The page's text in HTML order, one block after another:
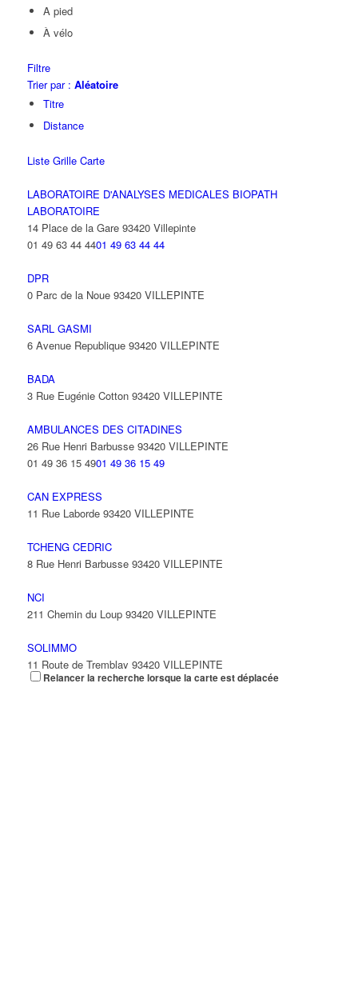
A pied
À vélo
Filtre
Trier par : Aléatoire
Titre
Distance
Liste Grille Carte
LABORATOIRE D'ANALYSES MEDICALES BIOPATH
LABORATOIRE
14 Place de la Gare 93420 Villepinte
01 49 63 44 4401 49 63 44 44
DPR
0 Parc de la Noue 93420 VILLEPINTE
SARL GASMI
6 Avenue Republique 93420 VILLEPINTE
BADA
3 Rue Eugénie Cotton 93420 VILLEPINTE
AMBULANCES DES CITADINES
26 Rue Henri Barbusse 93420 VILLEPINTE
01 49 36 15 4901 49 36 15 49
CAN EXPRESS
11 Rue Laborde 93420 VILLEPINTE
TCHENG CEDRIC
8 Rue Henri Barbusse 93420 VILLEPINTE
NCI
211 Chemin du Loup 93420 VILLEPINTE
SOLIMMO
11 Route de Tremblay 93420 VILLEPINTE
Relancer la recherche lorsque la carte est déplacée